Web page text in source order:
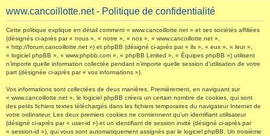
www.cancoillotte.net - Politique de confidentialité
Cette politique explique en détail comment « www.cancoillotte.net » et ses sociétés affiliées
(désignés ci-après par « nous », « notre », « nos », « www.cancoillotte.net »,
« http://forum.cancoillotte.net ») et phpBB (désigné ci-après par « ils », « eux », « leur »,
« logiciel phpBB », « www.phpbb.com », « phpBB Limited », « Équipes phpBB ») utilisent
n’importe quelle information collectée pendant n’importe quelle session d’utilisation de votre
part (désignée ci-après par « vos informations »).
Vos informations sont collectées de deux manières. Premièrement, en naviguant sur
« www.cancoillotte.net », le logiciel phpBB créera un certain nombre de cookies, qui sont
des petits fichiers textes téléchargés dans les fichiers temporaires du navigateur Internet de
votre ordinateur. Les deux premiers cookies ne contiennent qu’un identifiant utilisateur
(désigné ci-après par « user-id ») et un identifiant de session invité (désigné ci-après par
« session-id »), qui vous sont automatiquement assignés par le logiciel phpBB. Un troisième